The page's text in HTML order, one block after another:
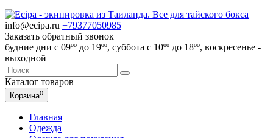
info@ecipa.ru +79377050985
Заказать обратный звонок
будние дни с 09ºº до 19ºº, суббота с 10ºº до 18ºº, воскресенье -
выходной
Каталог товаров
Корзина0
Главная
Одежда